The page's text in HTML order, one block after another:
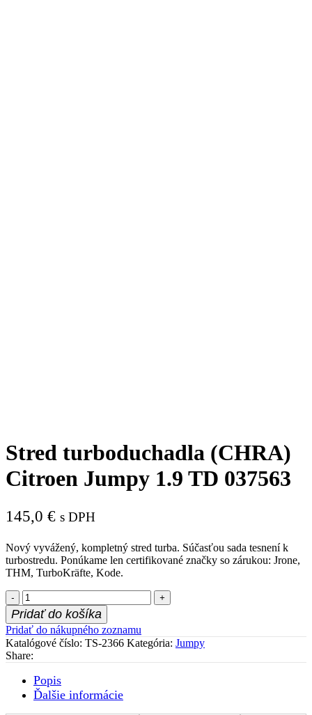
Stred turboduchadla (CHRA)
Citroen Jumpy 1.9 TD 037563
145,0 € s DPH
Nový vyvážený, kompletný stred turba. Súčasťou sada tesnení k
turbostredu. Ponúkame len certifikované značky so zárukou: Jrone,
THM, TurboKräfte, Kode.
množstvo
Stred
turboduchadla
(CHRA)
Citroen
Jumpy
TD
037563
Pridať do košíka
Pridať do nákupného zoznamu
Katalógové číslo: TS-2366 Kategória: Jumpy
Share:
Popis
Ďalšie informácie